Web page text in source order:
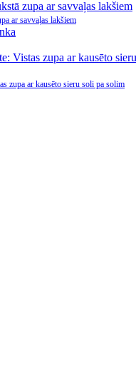
ar savvaļas lakšiem
zupa ar kausēto sieru soli pa solim